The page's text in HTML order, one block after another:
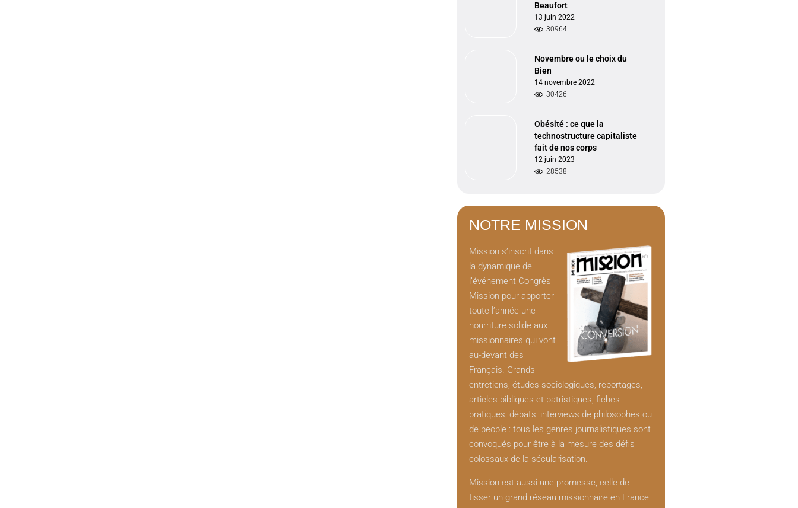
Beaufort
13 juin 2022
30964
Novembre ou le choix du
Bien
14 novembre 2022
30426
Obésité : ce que la
technostructure capitaliste
fait de nos corps
12 juin 2023
28538
NOTRE MISSION
Mission s’inscrit dans
la dynamique de
l’événement Congrès
Mission pour apporter
toute l’année une
nourriture solide aux
missionnaires qui vont
au-devant des
Français. Grands
entretiens, études sociologiques, reportages,
articles bibliques et patristiques, fiches
pratiques, débats, interviews de philosophes ou
de people : tous les genres journalistiques sont
convoqués pour être à la mesure des défis
colossaux de la sécularisation.
Mission est aussi une promesse, celle de
tisser un grand réseau missionnaire en France